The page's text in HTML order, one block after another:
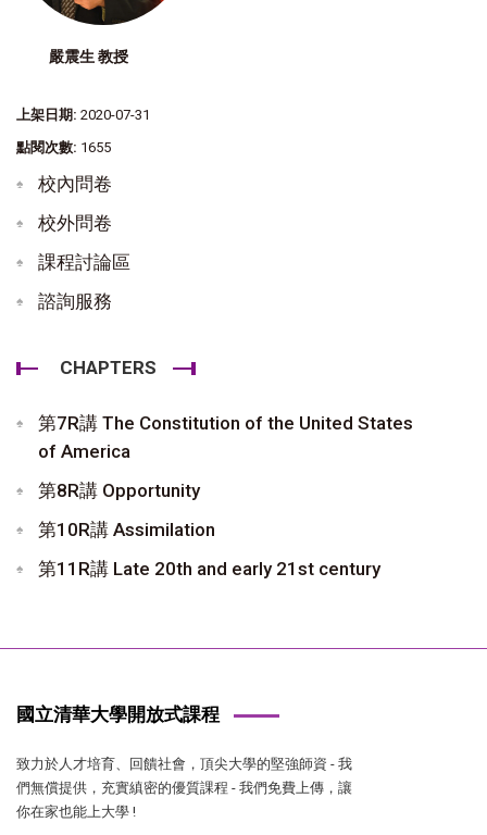
嚴震生 教授
上架日期: 2020-07-31
點閱次數: 1655
校內問卷
校外問卷
課程討論區
諮詢服務
CHAPTERS
第7R講 The Constitution of the United States
of America
第8R講 Opportunity
第10R講 Assimilation
第11R講 Late 20th and early 21st century
國立清華大學開放式課程
致力於人才培育、回饋社會，頂尖大學的堅強師資 - 我
們無償提供，充實縝密的優質課程 - 我們免費上傳，讓
你在家也能上大學 !